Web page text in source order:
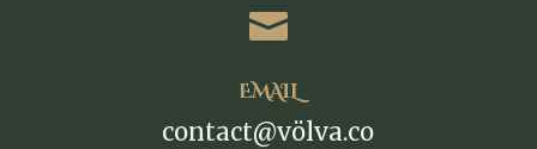

EMAIL
contact@völva.co